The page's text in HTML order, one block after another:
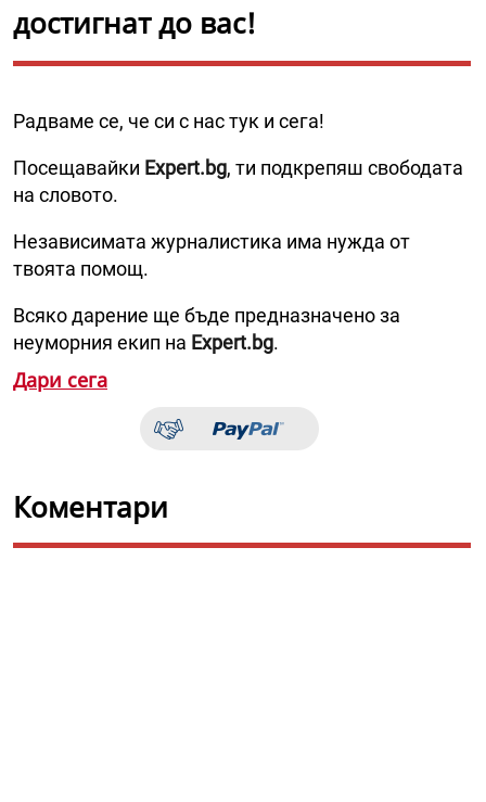
достигнат до вас!
Радваме се, че си с нас тук и сега!
Посещавайки Expert.bg, ти подкрепяш свободата
на словото.
Независимата журналистика има нужда от
твоята помощ.
Всяко дарение ще бъде предназначено за
неуморния екип на Expert.bg.
Дари сега
Коментари